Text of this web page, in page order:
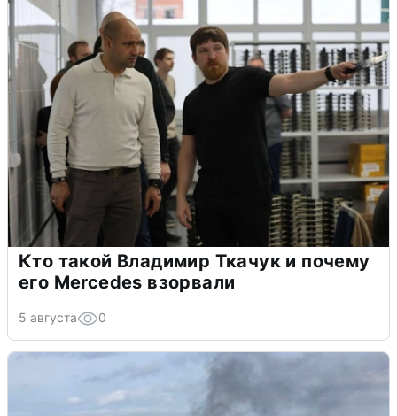
Кто такой Владимир Ткачук и почему
его Mercedes взорвали
5 августа 0